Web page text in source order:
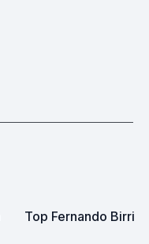
Top Fernando Birri